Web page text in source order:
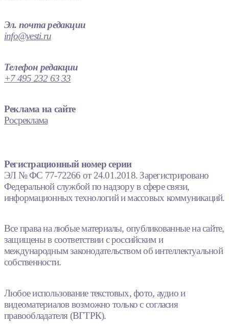
Эл. почта редакции
info@vesti.ru
Телефон редакции
+7 495 232 63 33
Реклама на сайте
Росреклама
Регистрационный номер серии
ЭЛ № ФС 77-72266 от 24.01.2018. Зарегистрировано
Федеральной службой по надзору в сфере связи,
информационных технологий и массовых коммуникаций.
Все права на любые материалы, опубликованные на сайте,
защищены в соответствии с российским и
международным законодательством об интеллектуальной
собственности.
Любое использование текстовых, фото, аудио и
видеоматериалов возможно только с согласия
правообладателя (ВГТРК).